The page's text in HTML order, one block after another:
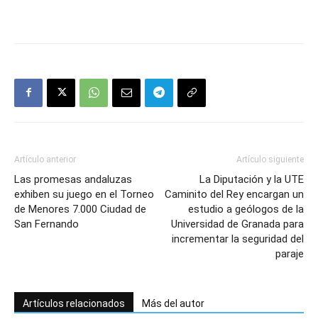
Artículo anterior
Las promesas andaluzas
exhiben su juego en el Torneo
de Menores 7.000 Ciudad de
San Fernando
Artículo siguiente
La Diputación y la UTE
Caminito del Rey encargan un
estudio a geólogos de la
Universidad de Granada para
incrementar la seguridad del
paraje
Artículos relacionados Más del autor